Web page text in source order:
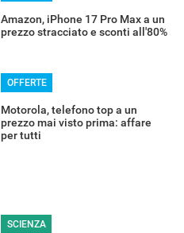
Amazon, iPhone 17 Pro Max a un
prezzo stracciato e sconti all'80%
OFFERTE
Motorola, telefono top a un
prezzo mai visto prima: affare
per tutti
SCIENZA